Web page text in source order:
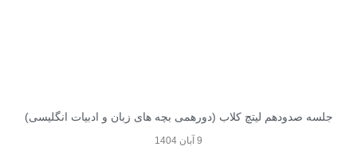
جلسه صدودهم لیتچ کلاب (دورهمی بچه های زبان و ادبیات انگلیسی)
9 آبان 1404